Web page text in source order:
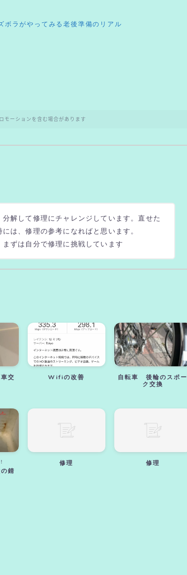
ボラがやってみる老後準備のリアル
モーションを含む場合があります
解して修理にチャレンジしています。直せた
は、修理の参考になればと思います。
まずは自分で修理に挑戦しています
交
Wifiの改善
自転車 後輪のスポー
ク交換
錆
修理 修理